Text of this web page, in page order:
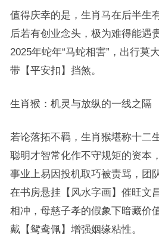
值得庆幸的是，生肖马在后半生
后若有创业念头，极为难得能遇
2025年蛇年“马蛇相害”，出行莫
带【平安扣】挡煞。
生肖猴：机灵与放纵的一线之隔
若论落拓不羁，生肖猴堪称十二
聪明才智常化作不守规矩的资本
事业上易因投机取巧被责骂，团
在书房悬挂【风水字画】催旺文
相冲，母慈子孝的假象下暗藏价
戴【鸳鸯佩】增强姻缘粘性。